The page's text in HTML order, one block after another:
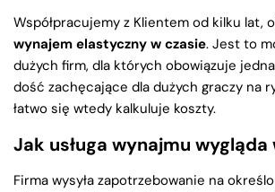
Współpracujemy z Klientem od kilku lat,
wynajem elastyczny w czasie. Jest to
dużych firm, dla których obowiązuje jedna
dość zachęcające dla dużych graczy na
łatwo się wtedy kalkuluje koszty.
Jak usługa wynajmu
Firma wysyła zapotrzebowanie na